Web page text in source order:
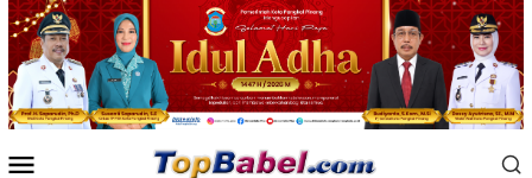
Loncat
ke
konten